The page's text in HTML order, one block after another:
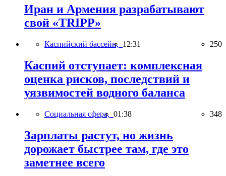
Иран и Армения разрабатывают
свой «TRIPP»
Каспийский бассейн, 12:31 250
Каспий отступает: комплексная
оценка рисков, последствий и
уязвимостей водного баланса
Социальная сфера, 01:38 348
Зарплаты растут, но жизнь
дорожает быстрее там, где это
заметнее всего